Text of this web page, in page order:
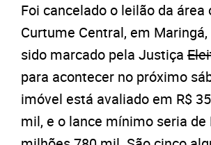
Foi cancelado o leilão da área
Curtume Central, em
sido marcado pela Justiça
para acontecer no próximo
imóvel está avaliado em R$
mil, e o lance mínimo seria de